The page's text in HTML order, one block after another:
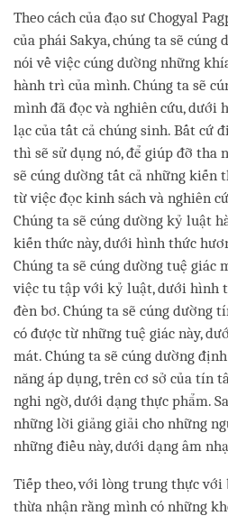
Theo cách của đạo sư Chogyal
của phái Sakya, chúng ta sẽ cúng
nói về việc cúng dường những
hành trì của mình. Chúng ta sẽ
mình đã đọc và nghiên cứu, dưới
lạc của tất cả chúng sinh. Bất cứ
thì sẽ sử dụng nó, để giúp đỡ tha
sẽ cúng dường tất cả những kiến
từ việc đọc kinh sách và nghiên
Chúng ta sẽ cúng dường kỷ luật
kiến thức này, dưới hình thức
Chúng ta sẽ cúng dường tuệ giác
việc tu tập với kỷ luật, dưới hình
đèn bơ. Chúng ta sẽ cúng dường
có được từ những tuệ giác này,
mát. Chúng ta sẽ cúng dường
năng áp dụng, trên cơ sở của tín
nghi ngờ, dưới dạng thực phẩm.
những lời giảng giải cho những
những điều này, dưới dạng âm
Tiếp theo, với lòng trung thực với
thừa nhận rằng mình có những